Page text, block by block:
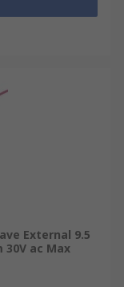
External 9.5
30V ac Max